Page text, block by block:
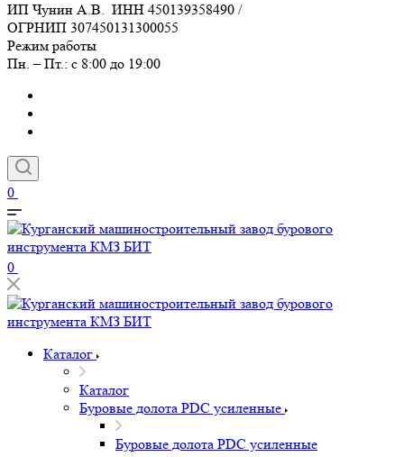
ИП Чунин А.В. ИНН 450139358490 /
ОГРНИП 307450131300055
Режим работы
Пн. – Пт.: с 8:00 до 19:00
0
0
Каталог
Каталог
Буровые долота PDC усиленные
Буровые долота PDC усиленные